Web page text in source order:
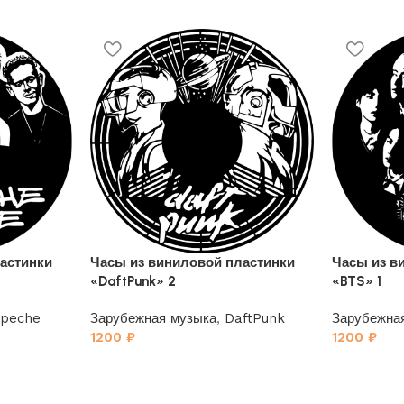
Часы из виниловой пластинки
«DaftPunk» 2
Зарубежная музыка, DaftPunk
1200 ₽
Часы из
«BTS» 1
1200₽